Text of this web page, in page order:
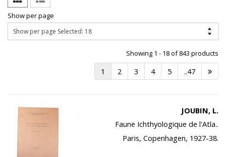
Show per page
Showing 1 - 18 of 843 products
1 2 3 4 5 ..47
JOUBIN, L.
Faune Ichthyologique de l'Atla..
Paris, Copenhagen, 1927-38.